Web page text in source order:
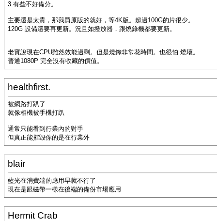
3.有些不好備分。
主要還是太貴，那我買原版的就好，等4K版。超過100G的片很少。
120G 設備還要再更新。況且如撥放器，跟燒錄機都要更新。
老實說現在CPU雖然效能過剩。但是燒錄非常花時間。也很怕 燒壞。
普通1080P 完全沒有收藏的價值。
healthfirst.
被網路打趴了
就像相機被手機打趴
通常只能看到行業內的對手
但真正能摧毀你的是在行業外
blair
藍光在消費端的應用早就不行了
現在是跟磁帶一樣在後端的備份市場應用
Hermit Crab